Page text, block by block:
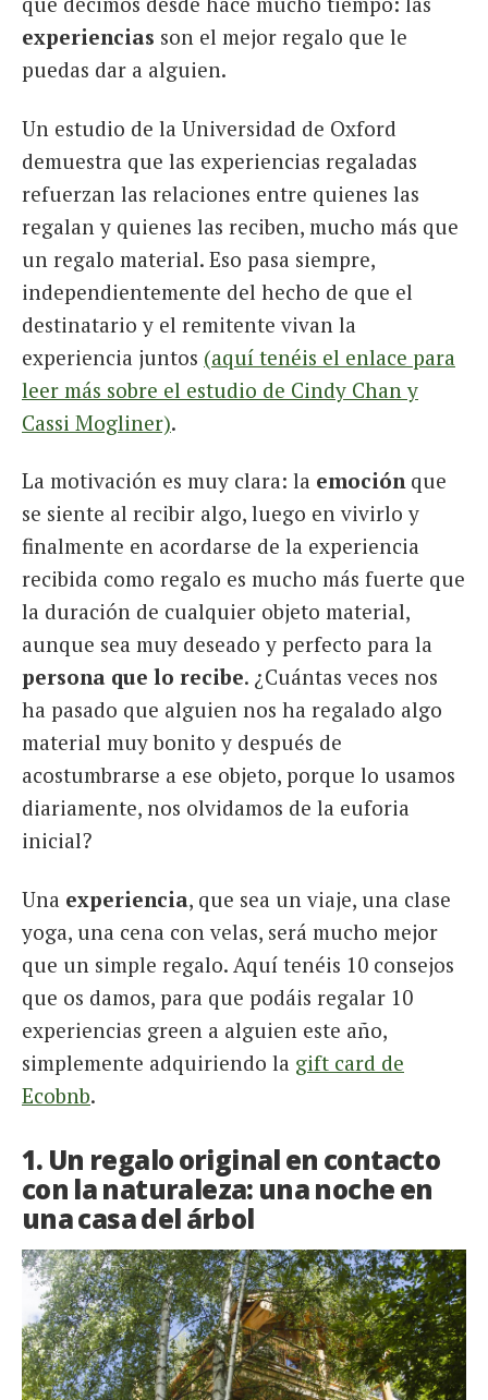
experiencias son el mejor regalo que le
puedas dar a alguien.
Un estudio de la Universidad de Oxford
demuestra que las experiencias regaladas
refuerzan las relaciones entre quienes las
regalan y quienes las reciben, mucho más que
un regalo material. Eso pasa siempre,
independientemente del hecho de que el
destinatario y el remitente vivan la
experiencia juntos (aquí tenéis el enlace para
leer más sobre el estudio de Cindy Chan y
Cassi Mogliner).
La motivación es muy clara: la emociónque
se siente al recibir algo, luego en vivirlo y
finalmente en acordarse de la experiencia
recibida como regalo es mucho más fuerte que
la duración de cualquier objeto material,
aunque sea muy deseado y perfecto para la
persona que lo recibe. ¿Cuántas veces nos
ha pasado que alguien nos ha regalado algo
material muy bonito y después de
acostumbrarse a ese objeto, porque lo usamos
diariamente, nos olvidamos de la euforia
inicial?
Una experiencia, que sea un viaje, una clase
yoga, una cena con velas, será mucho mejor
que un simple regalo. Aquí tenéis 10 consejos
que os damos, para que podáis regalar 10
experiencias green a alguien este año,
simplemente adquiriendo la gift card de
Ecobnb.
1. Un regalo original en contacto
con la naturaleza: una noche en
una casa del árbol